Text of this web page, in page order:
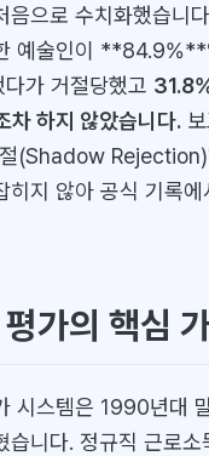
음으로 수치화했습니
예술인이 **84.9%**
가 거절당했고
차 하지 않았습니다.
(Shadow
히지 않아 공식 기록
가의 핵심
시스템은 1990년대
습니다. 정규직 근로소